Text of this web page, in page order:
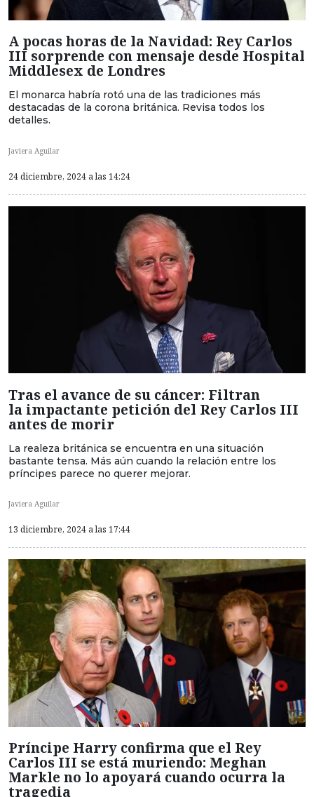
A pocas horas de la Navidad: Rey Carlos
III sorprende con mensaje desde Hospital
Middlesex de Londres
El monarca habría rotó una de las tradiciones más
destacadas de la corona británica. Revisa todos los
detalles.
Javiera Aguilar
24 diciembre, 2024 a las 14:24
Tras el avance de su cáncer: Filtran
la impactante petición del Rey Carlos III
antes de morir
La realeza británica se encuentra en una situación
bastante tensa. Más aún cuando la relación entre los
príncipes parece no querer mejorar.
Javiera Aguilar
13 diciembre, 2024 a las 17:44
Príncipe Harry confirma que el Rey
Carlos III se está muriendo: Meghan
Markle no lo apoyará cuando ocurra la
tragedia